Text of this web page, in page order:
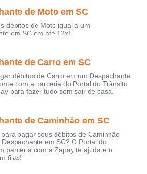
de Moto em SC
débitos de Moto igual a um
em SC em até 12x!
de Carro em SC
débitos de Carro em um Despachante
com a parceria do Portal do Trânsito
para fazer tudo sem sair de casa.
de Caminhão em SC
para pagar seus débitos de Caminhão
Despachante em SC? O Portal do
parceria com a Zapay te ajuda e o
filas!